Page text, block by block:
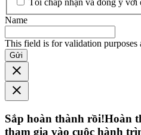
Tôi chấp nhận và đồng ý với
Name
This field is for validation purposes
Gửi
Sắp hoàn thành rồi!Hoàn
tham gia vào cuộc hành